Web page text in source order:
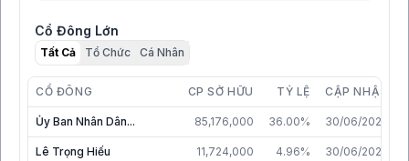
Cổ Đông Lớn
Tất Cả Tổ Chức Cá Nhân
CỔ ĐÔNG CP SỞ HỮU TỶ LỆ CẬP NHẬT
Ủy Ban Nhân Dân... 85,176,000 36.00% 30/06/2026
Lê Trọng Hiếu 11,724,000 4.96% 30/06/2026